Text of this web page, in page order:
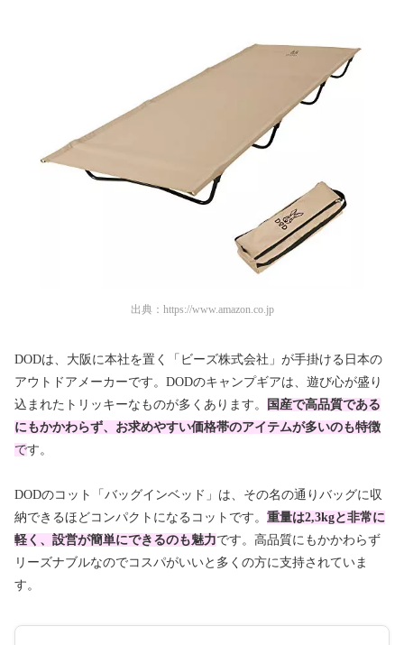
出典： https://www.amazon.co.jp
DODは、大阪に本社を置く「ビーズ株式会社」が手掛ける日本の
アウトドアメーカーです。 DODのキャンプギアは、遊び心が盛り
込まれたトリッキーなものが多くあります。
国産で高品質である
にもかかわらず、お求めやすい価格帯のアイテムが多いのも特徴
です。
DODのコット「バッグインベッド」は、その名の通りバッグに収
納できるほどコンパクトになるコットです。 重量は2,3kgと非常に
軽く、設営が簡単にできるのも魅力です。高品質にもかかわらず
リーズナブルなのでコスパがいいと多くの方に支持されていま
す。